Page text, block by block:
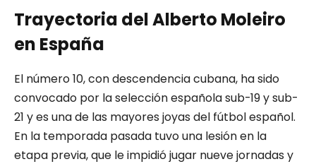
Trayectoria del Alberto Moleiro
en España
El número 10, con descendencia cubana, ha sido
convocado por la selección española sub-19 y sub-
21 y es una de las mayores joyas del fútbol español.
En la temporada pasada tuvo una lesión en la
etapa previa, que le impidió jugar nueve jornadas y